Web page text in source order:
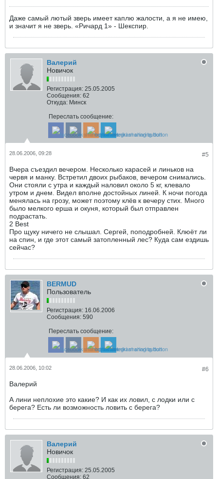
Даже самый лютый зверь имеет каплю жалости, а я не имею,
и значит я не зверь. «Ричард 1» - Шекспир.
Валерий
Новичок
Регистрация: 25.05.2005
Сообщения: 62
Откуда: Минск
Переслать сообщение:
#5
28.06.2006, 09:28
Вчера съездил вечером. Несколько карасей и линьков на
червя и манку. Встретил двоих рыбаков, вечером снимались.
Они стояли с утра и каждый наловил около 5 кг, клевало
утром и днем. Видел вполне достойных линей. К ночи погода
менялась на грозу, может поэтому клёв к вечеру стих. Много
было мелкого ерша и окуня, который был отправлен
подрастать.
2 Best
Про щуку ничего не слышал. Сергей, поподробней. Клюёт ли
на спин, и где этот самый затопленный лес? Куда сам ездишь
сейчас?
BERMUD
Пользователь
Регистрация: 16.06.2006
Сообщения: 590
Переслать сообщение:
#6
28.06.2006, 10:02
Валерий
А лини неплохие это какие? И как их ловил, с лодки или с
берега? Есть ли возможность ловить с берега?
Валерий
Новичок
Регистрация: 25.05.2005
Сообщения: 62